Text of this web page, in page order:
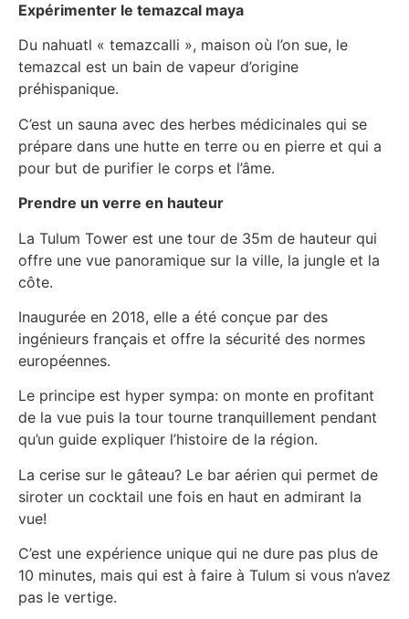
Expérimenter le temazcal maya
Du nahuatl « temazcalli », maison où l’on sue, le
temazcal est un bain de vapeur d’origine
préhispanique.
C’est un sauna avec des herbes médicinales qui se
prépare dans une hutte en terre ou en pierre et qui a
pour but de purifier le corps et l’âme.
Prendre un verre en hauteur
La Tulum Tower est une tour de 35m de hauteur qui
offre une vue panoramique sur la ville, la jungle et la
côte.
Inaugurée en 2018, elle a été conçue par des
ingénieurs français et offre la sécurité des normes
européennes.
Le principe est hyper sympa: on monte en profitant
de la vue puis la tour tourne tranquillement pendant
qu’un guide expliquer l’histoire de la région.
La cerise sur le gâteau? Le bar aérien qui permet de
siroter un cocktail une fois en haut en admirant la
vue!
C’est une expérience unique qui ne dure pas plus de
10 minutes, mais qui est à faire à Tulum si vous n’avez
pas le vertige.